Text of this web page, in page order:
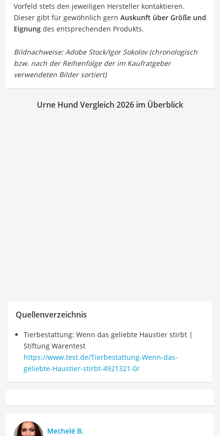
Vorfeld stets den jeweiligen Hersteller kontaktieren.
Dieser gibt für gewöhnlich gern Auskunft über Größe und
Eignung des entsprechenden Produkts.
Urne Hund Vergleich 2026 im Überblick
Quellenverzeichnis
Tierbestattung: Wenn das geliebte Haustier stirbt |
Stiftung Warentest
https://www.test.de/Tierbestattung-Wenn-das-
geliebte-Haustier-stirbt-4921321-0/
Mechelé B.